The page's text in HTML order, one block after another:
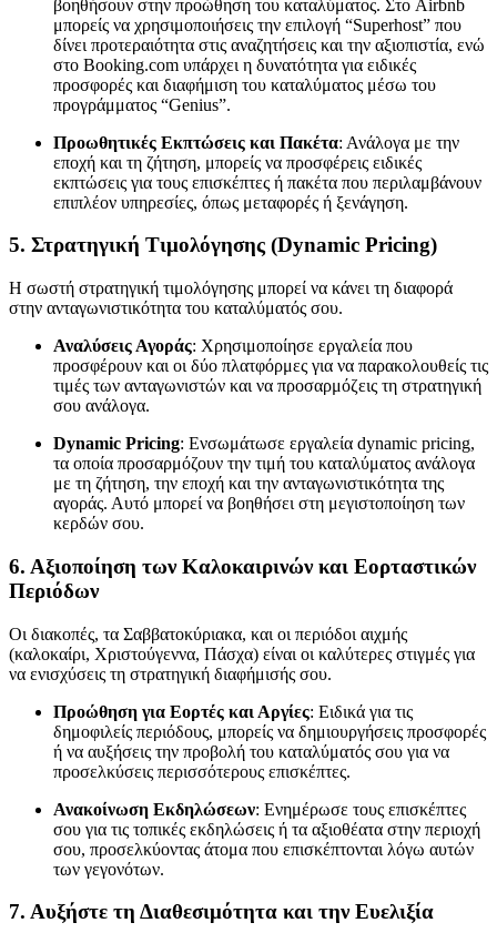
βοηθήσουν στην προώθηση του καταλύματος. Στο Airbnb
μπορείς να χρησιμοποιήσεις την επιλογή “Superhost” που
δίνει προτεραιότητα στις αναζητήσεις και την αξιοπιστία, ενώ
στο Booking.com υπάρχει η δυνατότητα για ειδικές
προσφορές και διαφήμιση του καταλύματος μέσω του
προγράμματος “Genius”.
Προωθητικές Εκπτώσεις και Πακέτα: Ανάλογα με την
εποχή και τη ζήτηση, μπορείς να προσφέρεις ειδικές
εκπτώσεις για τους επισκέπτες ή πακέτα που περιλαμβάνουν
επιπλέον υπηρεσίες, όπως μεταφορές ή ξενάγηση.
5. Στρατηγική Τιμολόγησης (Dynamic Pricing)
Η σωστή στρατηγική τιμολόγησης μπορεί να κάνει τη διαφορά
στην ανταγωνιστικότητα του καταλύματός σου.
Αναλύσεις Αγοράς: Χρησιμοποίησε εργαλεία που
προσφέρουν και οι δύο πλατφόρμες για να παρακολουθείς τις
τιμές των ανταγωνιστών και να προσαρμόζεις τη στρατηγική
σου ανάλογα.
Dynamic Pricing: Ενσωμάτωσε εργαλεία dynamic pricing,
τα οποία προσαρμόζουν την τιμή του καταλύματος ανάλογα
με τη ζήτηση, την εποχή και την ανταγωνιστικότητα της
αγοράς. Αυτό μπορεί να βοηθήσει στη μεγιστοποίηση των
κερδών σου.
6. Αξιοποίηση των Καλοκαιρινών και Εορταστικών
Περιόδων
Οι διακοπές, τα Σαββατοκύριακα, και οι περιόδοι αιχμής
(καλοκαίρι, Χριστούγεννα, Πάσχα) είναι οι καλύτερες στιγμές για
να ενισχύσεις τη στρατηγική διαφήμισής σου.
Προώθηση για Εορτές και Αργίες: Ειδικά για τις
δημοφιλείς περιόδους, μπορείς να δημιουργήσεις προσφορές
ή να αυξήσεις την προβολή του καταλύματός σου για να
προσελκύσεις περισσότερους επισκέπτες.
Ανακοίνωση Εκδηλώσεων: Ενημέρωσε τους επισκέπτες
σου για τις τοπικές εκδηλώσεις ή τα αξιοθέατα στην περιοχή
σου, προσελκύοντας άτομα που επισκέπτονται λόγω αυτών
των γεγονότων.
7. Αυξήστε τη Διαθεσιμότητα και την Ευελιξία